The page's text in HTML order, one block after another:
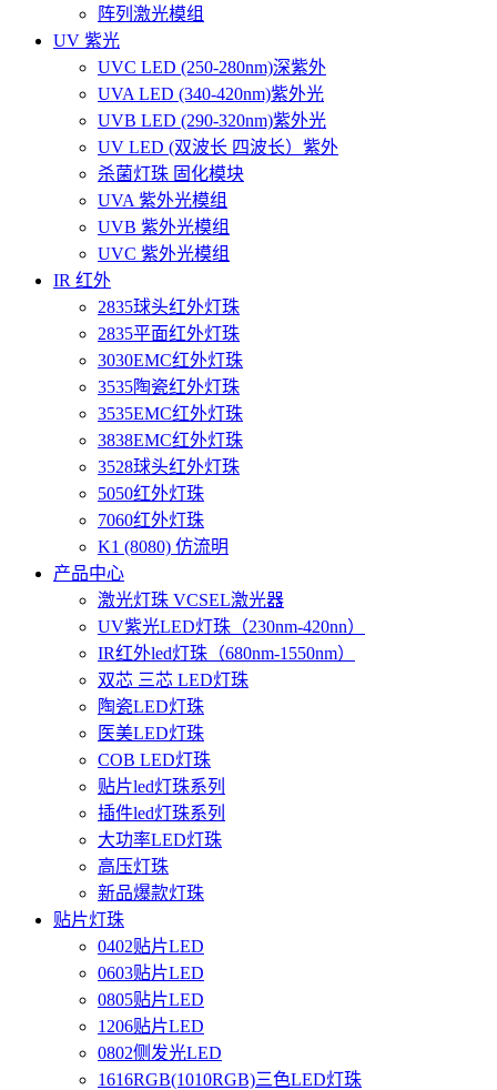
阵列激光模组
UV 紫光
UVC LED (250-280nm)深紫外
UVA LED (340-420nm)紫外光
UVB LED (290-320nm)紫外光
UV LED (双波长 四波长）紫外
杀菌灯珠 固化模块
UVA 紫外光模组
UVB 紫外光模组
UVC 紫外光模组
IR 红外
2835球头红外灯珠
2835平面红外灯珠
3030EMC红外灯珠
3535陶瓷红外灯珠
3535EMC红外灯珠
3838EMC红外灯珠
3528球头红外灯珠
5050红外灯珠
7060红外灯珠
K1 (8080) 仿流明
产品中心
激光灯珠 VCSEL激光器
UV紫光LED灯珠（230nm-420nn）
IR红外led灯珠（680nm-1550nm）
双芯 三芯 LED灯珠
陶瓷LED灯珠
医美LED灯珠
COB LED灯珠
贴片led灯珠系列
插件led灯珠系列
大功率LED灯珠
高压灯珠
新品爆款灯珠
贴片灯珠
0402贴片LED
0603贴片LED
0805贴片LED
1206贴片LED
0802侧发光LED
1616RGB(1010RGB)三色LED灯珠